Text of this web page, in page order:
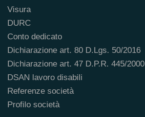
Visura
DURC
Conto dedicato
Dichiarazione art. 80 D.Lgs. 50/2016
Dichiarazione art. 47 D.P.R. 445/2000
DSAN lavoro disabili
Referenze società
Profilo società